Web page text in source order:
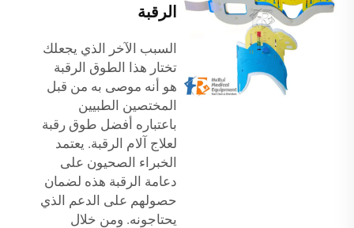
الرقبة
السبب الآخر الذي يجعلك
تختار هذا الطوق الرقبة
هو أنه موصى به من قبل
المختصين الطبيين
باعتباره أفضل طوق رقبة
لعلاج آلام الرقبة. يعتمد
الخبراء الصحيون على
دعامة الرقبة هذه لضمان
حصولهم على الدعم الذي
يحتاجونه. ومن خلال